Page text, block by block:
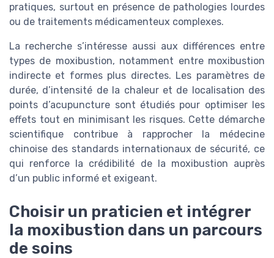
pratiques, surtout en présence de pathologies lourdes
ou de traitements médicamenteux complexes.
La recherche s’intéresse aussi aux différences entre
types de moxibustion, notamment entre moxibustion
indirecte et formes plus directes. Les paramètres de
durée, d’intensité de la chaleur et de localisation des
points d’acupuncture sont étudiés pour optimiser les
effets tout en minimisant les risques. Cette démarche
scientifique contribue à rapprocher la médecine
chinoise des standards internationaux de sécurité, ce
qui renforce la crédibilité de la moxibustion auprès
d’un public informé et exigeant.
Choisir un praticien et intégrer
la moxibustion dans un parcours
de soins